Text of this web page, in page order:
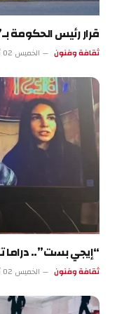
قرار رئيس الحكومة
ثقافة وفنون الخميس 02 أبريل 10:15 ص
“إيجي بست”.. دراما
ثقافة وفنون الخميس 02 أبريل 5:14 ص